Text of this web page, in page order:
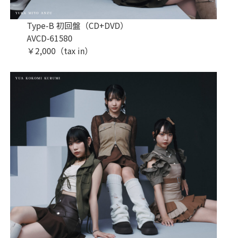
Type-B 初回盤（CD+DVD）
AVCD-61580
￥2,000（tax in）